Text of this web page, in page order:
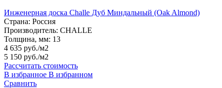
Инженерная доска Challe Дуб Миндальный (Oak Almond)
Страна: Россия
Производитель: CHALLE
Толщина, мм: 13
4 635 руб./м2
5 150 руб./м2
Рассчитать стоимость
В избранное В избранном
Сравнить